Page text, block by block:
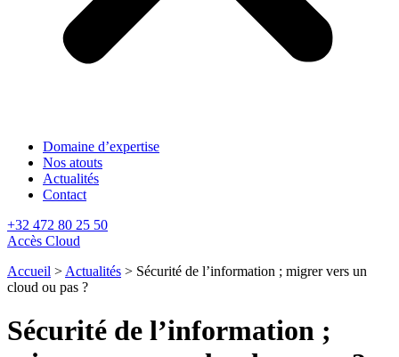
Domaine d’expertise
Nos atouts
Actualités
Contact
+32 472 80 25 50
Accès Cloud
Accueil > Actualités > Sécurité de l’information ; migrer vers un
cloud ou pas ?
Sécurité de l’information ;